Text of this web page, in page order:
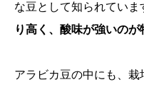
な豆として知られていま
り高く、酸味が強いのが
アラビカ豆の中にも、